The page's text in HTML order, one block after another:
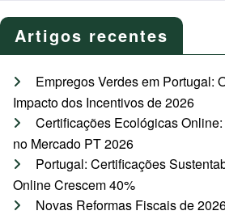
Artigos recentes
Empregos Verdes em Portugal:
Impacto dos Incentivos de 2026
Certificações Ecológicas
no Mercado PT 2026
Portugal: Certificações
Online Crescem 40%
Novas Reformas Fiscais de